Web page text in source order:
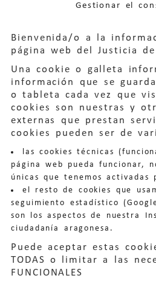
Gestionar el
Bienvenida/o a la
página web del Justicia
Una cookie o galleta
información que se
o tableta cada vez que
cookies son nuestras y
externas que prestan
cookies pueden ser de
las cookies técnicas
página web pueda funcionar,
únicas que tenemos activadas
el resto de cookies que
seguimiento estadístico
son los aspectos de nuestra
ciudadanía aragonesa.
Puede aceptar estas
TODAS o limitar a las
FUNCIONALES
Quejas:
Información
Teléfonos: 900